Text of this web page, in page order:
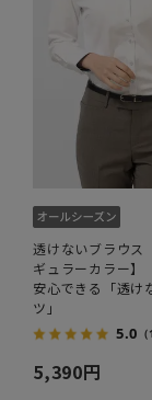
透けないブラウス
ギュラーカラー】
安心できる「透け
ツ」
5.0
5,390円